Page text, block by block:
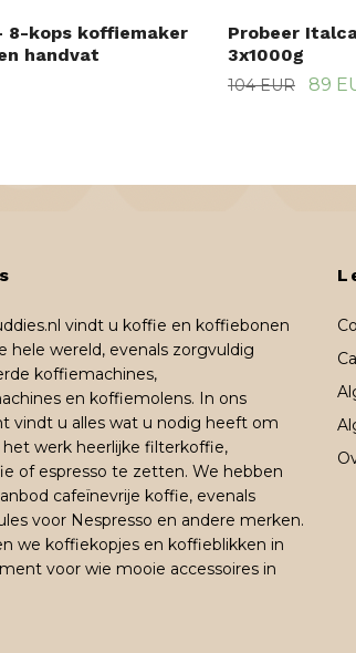
8-kops koffiemaker
handvat
Probeer
3x1000g
104 EUR 89
vindt u koffie en koffiebonen
hele wereld, evenals zorgvuldig
koffiemachines,
en koffiemolens. In ons
vindt u alles wat u nodig heeft om
werk heerlijke filterkoffie,
of espresso te zetten. We hebben
cafeïnevrije koffie, evenals
voor Nespresso en andere merken.
we koffiekopjes en koffieblikken in
voor wie mooie accessoires in